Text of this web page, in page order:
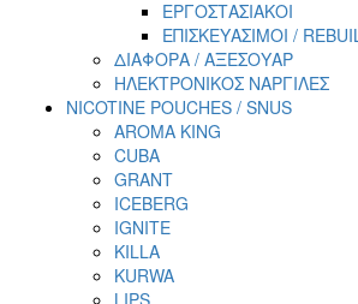
ΕΡΓΟΣΤΑΣΙΑΚΟΙ
ΕΠΙΣΚΕΥΑΣΙΜΟΙ /
ΔΙΑΦΟΡΑ / ΑΞΕΣΟΥΑΡ
ΗΛΕΚΤΡΟΝΙΚΟΣ ΝΑΡΓΙΛΕΣ
NICOTINE POUCHES / SNUS
AROMA KING
CUBA
GRANT
ICEBERG
IGNITE
KILLA
KURWA
LIPS